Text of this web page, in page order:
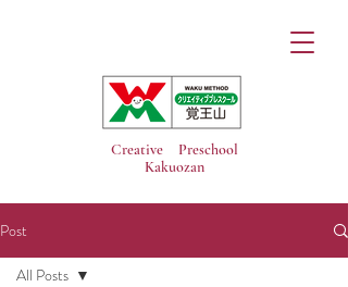
Creative Preschool
Kakuozan
Post
All Posts